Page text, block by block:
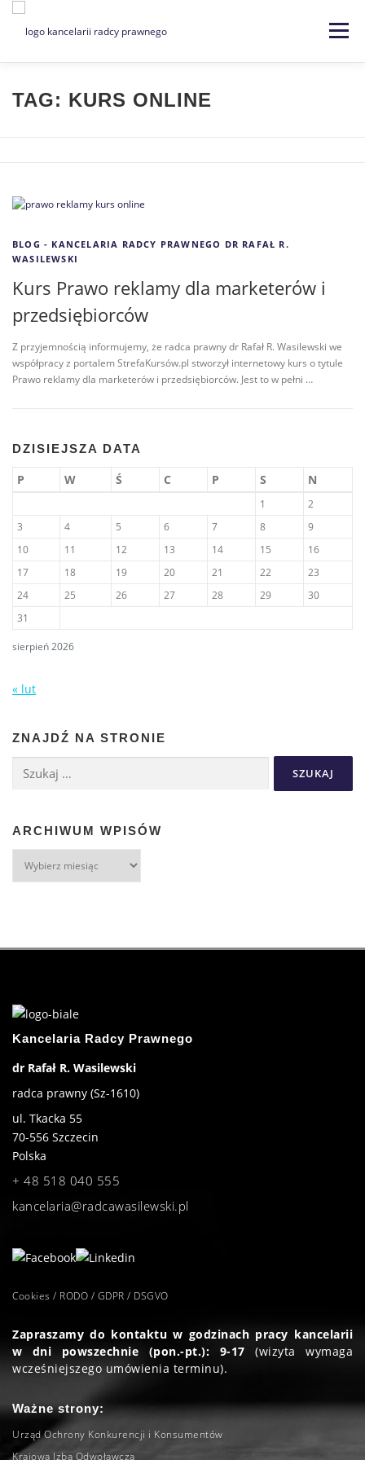
Menu
Strona główna Kancelaria
Blog
TAG: KURS ONLINE
BLOG - KANCELARIA RADCY PRAWNEGO DR RAFAŁ R.
WASILEWSKI
Kurs Prawo reklamy dla marketerów i
przedsiębiorców
Z przyjemnością informujemy, że radca prawny dr Rafał R. Wasilewski we
współpracy z portalem StrefaKursów.pl stworzył internetowy kurs o tytule
Prawo reklamy dla marketerów i przedsiębiorców. Jest to w pełni …
DZISIEJSZA DATA
sierpień 2026
P W Ś C P S N
1
2
3
4 5 6 7 8
9
10
11 12 13 14 15
16
17
18 19 20 21 22
23
24
25 26 27 28 29
30
31
« lut
ZNAJDŹ NA STRONIE
ARCHIWUM WPISÓW
Kancelaria Radcy Prawnego
dr Rafał R. Wasilewski
radca prawny (Sz-1610)
ul. Tkacka 55
70-556 Szczecin
Polska
+ 48 518 040 555
kancelaria@radcawasilewski.pl
Cookies / RODO / GDPR / DSGVO
Zapraszamy do kontaktu w godzinach pracy kancelarii
w dni powszechnie (pon.-pt.): 9-17 (wizyta wymaga
wcześniejszego umówienia terminu).
Ważne strony:
Urząd Ochrony Konkurencji i Konsumentów
Krajowa Izba Odwoławcza